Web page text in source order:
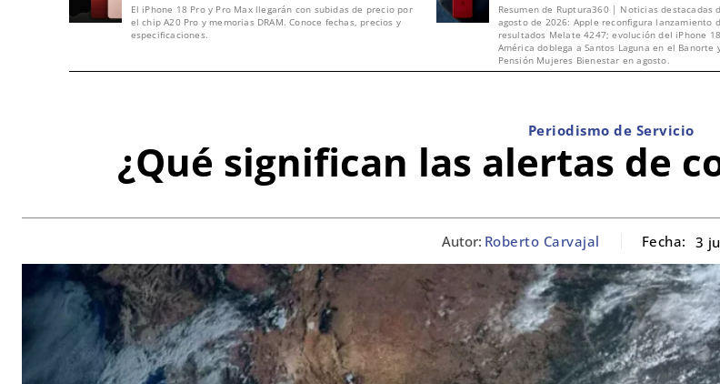
El iPhone 18 Pro y Pro Max llegarán con subidas de precio por
el chip A20 Pro y memorias DRAM. Conoce fechas, precios y
especificaciones.
Resumen de Ruptura360 | Noticias destacadas
agosto de 2026: Apple reconfigura lanzamiento
resultados Melate 4247; evolución del iPhone
América doblega a Santos Laguna en el
Pensión Mujeres Bienestar en agosto.
Periodismo de Servicio
¿Qué significan las alertas de
Autor: Roberto Carvajal Fecha: 3